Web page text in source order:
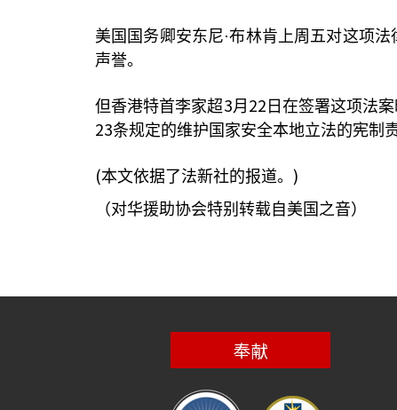
美国国务卿安东尼·布林肯上周五对这项
声誉。
但香港特首李家超3月 22 日在签署这项法
23条规定的维护国家安全本地立法的宪制
(本文依据了法新社的报道。 )
（对华援助协会特别转载自美国之音）
奉献